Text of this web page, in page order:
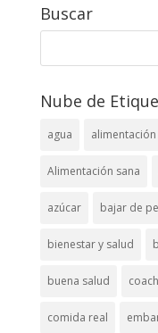
Buscar
Nube de
agua
Alimentación sana
azúcar bajar de
bienestar y salud
buena salud
comida real